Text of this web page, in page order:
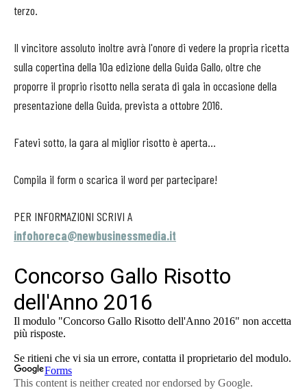
terzo.
Il vincitore assoluto inoltre avrà l'onore di vedere la propria ricetta
sulla copertina della 10a edizione della Guida Gallo, oltre che
proporre il proprio risotto nella serata di gala in occasione della
presentazione della Guida, prevista a ottobre 2016.
Fatevi sotto, la gara al miglior risotto è aperta...
Compila il form o scarica il word per partecipare!
PER INFORMAZIONI SCRIVI A
infohoreca@newbusinessmedia.it